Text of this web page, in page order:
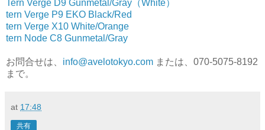
Tern Verge D9 Gunmetal/Gray（White）
tern Verge P9 EKO Black/Red
tern Verge X10 White/Orange
tern Node C8 Gunmetal/Gray
お問合せは、 info@avelotokyo.com または、070-5075-8192
まで。
at 17:48
共有